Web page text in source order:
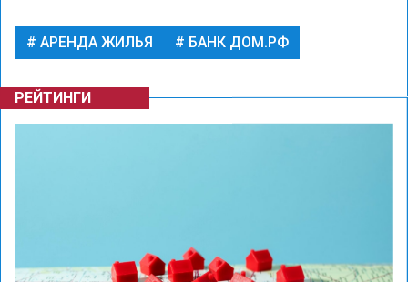
АРЕНДА ЖИЛЬЯ БАНК ДОМ.РФ
РЕЙТИНГИ